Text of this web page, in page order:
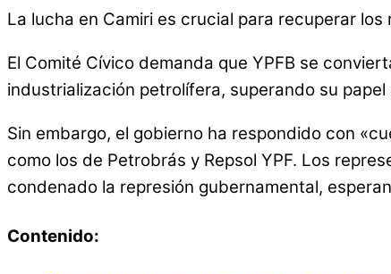
La lucha en Camiri es crucial para recuperar
El Comité Cívico demanda que YPFB se
industrialización petrolífera, superando su
Sin embargo, el gobierno ha respondido con
como los de Petrobrás y Repsol YPF. Los
condenado la represión gubernamental,
Contenido: